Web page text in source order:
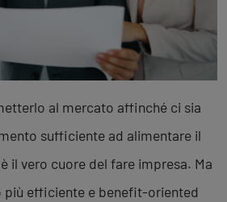
al mercato affinché ci sia
sufficiente ad alimentare il
il vero cuore del fare impresa. Ma
più efficiente e benefit-oriented